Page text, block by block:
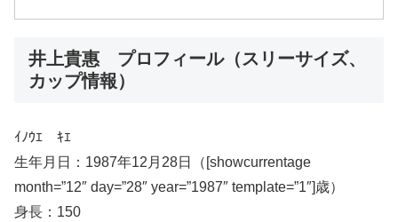
井上貴惠 プロフィール（スリーサイズ、
カップ情報）
ｲﾉｳｴ ｷｴ
生年月日：1987年12月28日（[showcurrentage
month=”12″ day=”28″ year=”1987″ template=”1″]歳）
身長：150